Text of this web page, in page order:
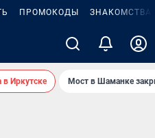
ПРОМОКОДЫ ЗНАКОМСТВА
в Иркутске Мост в Шаманке